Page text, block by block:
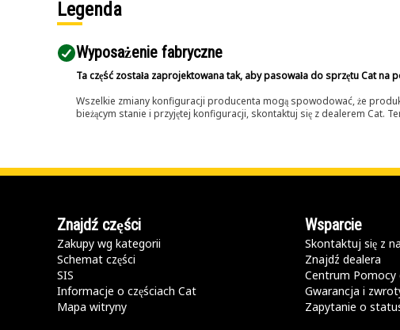
Legenda
Wyposażenie fabryczne
Ta część została zaprojektowana tak, aby pasowała do sprzętu Cat
Wszelkie zmiany konfiguracji producenta mogą spowodować, że
bieżącym stanie i przyjętej konfiguracji, skontaktuj się z dealerem Cat.
Znajdź części
Zakupy wg kategorii
Schemat części
SIS
Informacje o częściach Cat
Mapa witryny
Wsparcie
Skontaktuj się z
Znajdź dealera
Centrum Pomocy
Gwarancja i
Zapytanie o